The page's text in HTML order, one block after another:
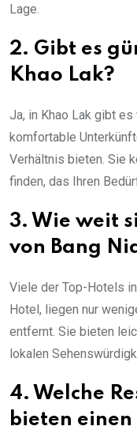
Lage.
2. Gibt es
Khao Lak?
Ja, in Khao Lak gibt
komfortable
Verhältnis bieten. Sie
finden, das Ihren
3. Wie weit
von Bang
Viele der Top-Hotels
Hotel, liegen nur
entfernt. Sie bieten
lokalen
4. Welche
bieten einen